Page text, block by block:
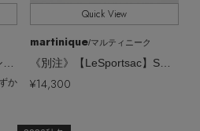
か
Quick View
martinique/マルティニーク
《別注》【LeSportsac】SM REVERSIBLE PKT TOTE（Solid）
¥14,300